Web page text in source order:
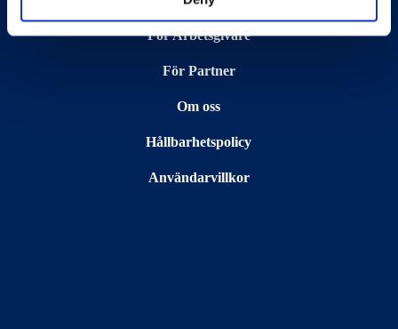
För Arbetsgivare
För Partner
Om oss
Hållbarhetspolicy
Användarvillkor